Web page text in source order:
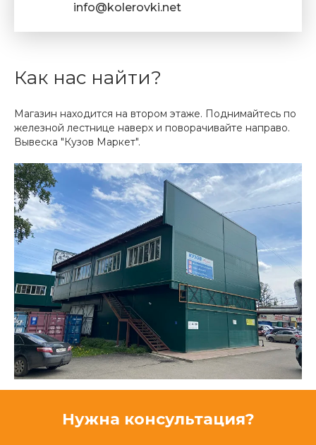
info@kolerovki.net
Как нас найти?
Магазин находится на втором этаже. Поднимайтесь по
железной лестнице наверх и поворачивайте направо.
Вывеска "Кузов Маркет".
Нужна консультация?